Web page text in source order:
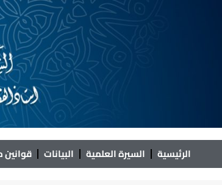
الرئيسية السيرة العلمية البيانات قوانين